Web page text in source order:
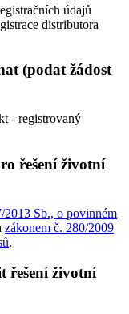
údajů
distributora
(podat žádost
- registrovaný
řešení životní
2013 Sb., o povinném
zákonem č. 280/2009
.
řešení životní